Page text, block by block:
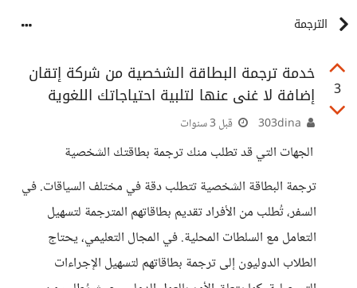
الترجمة
3
خدمة ترجمة البطاقة الشخصية من شركة إتقان
إضافة لا غنى عنها لتلبية احتياجاتك اللغوية
قبل 3 سنوات
الجهات التي قد تطلب منك ترجمة بطاقتك الشخصية
ترجمة البطاقة الشخصية تتطلب دقة في مختلف السياقات. في
السفر، تُطلب من الأفراد تقديم بطاقاتهم المترجمة لتسهيل
التعامل مع السلطات المحلية. في المجال التعليمي، يحتاج
الطلاب الدوليون إلى ترجمة بطاقاتهم لتسهيل الإجراءات